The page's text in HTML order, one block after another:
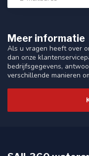
Meer informatie
Als u vragen heeft over
dan onze
bedrijfsgegevens,
verschillende manieren